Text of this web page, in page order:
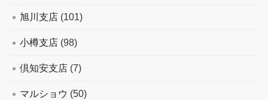
旭川支店 (101)
小樽支店 (98)
倶知安支店 (7)
マルショウ (50)